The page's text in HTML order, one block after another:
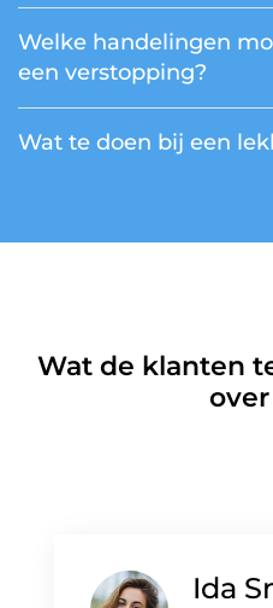
Welke handelingen
een verstopping?
Wat te doen bij een
Wat de klanten
Ida